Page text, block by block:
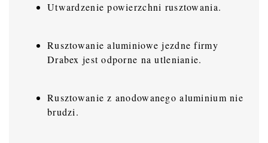
Utwardzenie powierzchni rusztowania.
Rusztowanie aluminiowe jezdne firmy
Drabex jest odporne na utlenianie.
Rusztowanie z anodowanego aluminium nie
brudzi.